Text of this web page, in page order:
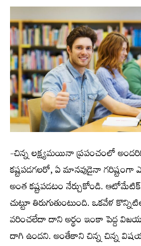
-చిన్న లక్ష్యమయినా ప్రపంచంలో
కష్టపడగలరో, ఏ మానవుడైనా గరిష్టంగా
అంత కష్టపడటం నేర్చుకోండి.
చుట్టూ తిరుగుతుంటుంది. ఒకవేళ
వరించలేదా దాని అర్థం ఇంకా పెద్ద
దాగి ఉందని. అంతేకాని చిన్న చిన్న